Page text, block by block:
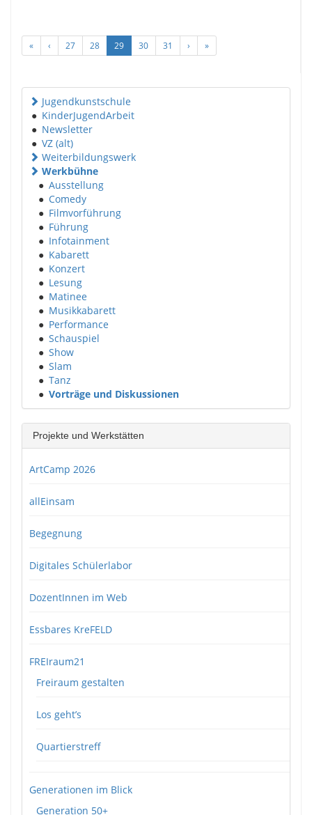
« ‹ 27 28 29 30 31 › »
Jugendkunstschule
● KinderJugendArbeit
● Newsletter
● VZ (alt)
Weiterbildungswerk
Werkbühne
● Ausstellung
● Comedy
● Filmvorführung
● Führung
● Infotainment
● Kabarett
● Konzert
● Lesung
● Matinee
● Musikkabarett
● Performance
● Schauspiel
● Show
● Slam
● Tanz
● Vorträge und Diskussionen
Projekte und Werkstätten
ArtCamp 2026
allEinsam
Begegnung
Digitales Schülerlabor
DozentInnen im Web
Essbares KreFELD
FREIraum21
Freiraum gestalten
Los geht’s
Quartierstreff
Generationen im Blick
Generation 50+